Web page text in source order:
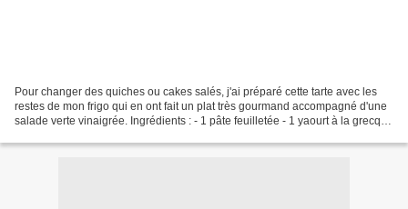
Pour changer des quiches ou cakes salés, j'ai préparé cette tarte avec les
restes de mon frigo qui en ont fait un plat très gourmand accompagné d'une
salade verte vinaigrée. Ingrédients : - 1 pâte feuilletée - 1 yaourt à la grecque